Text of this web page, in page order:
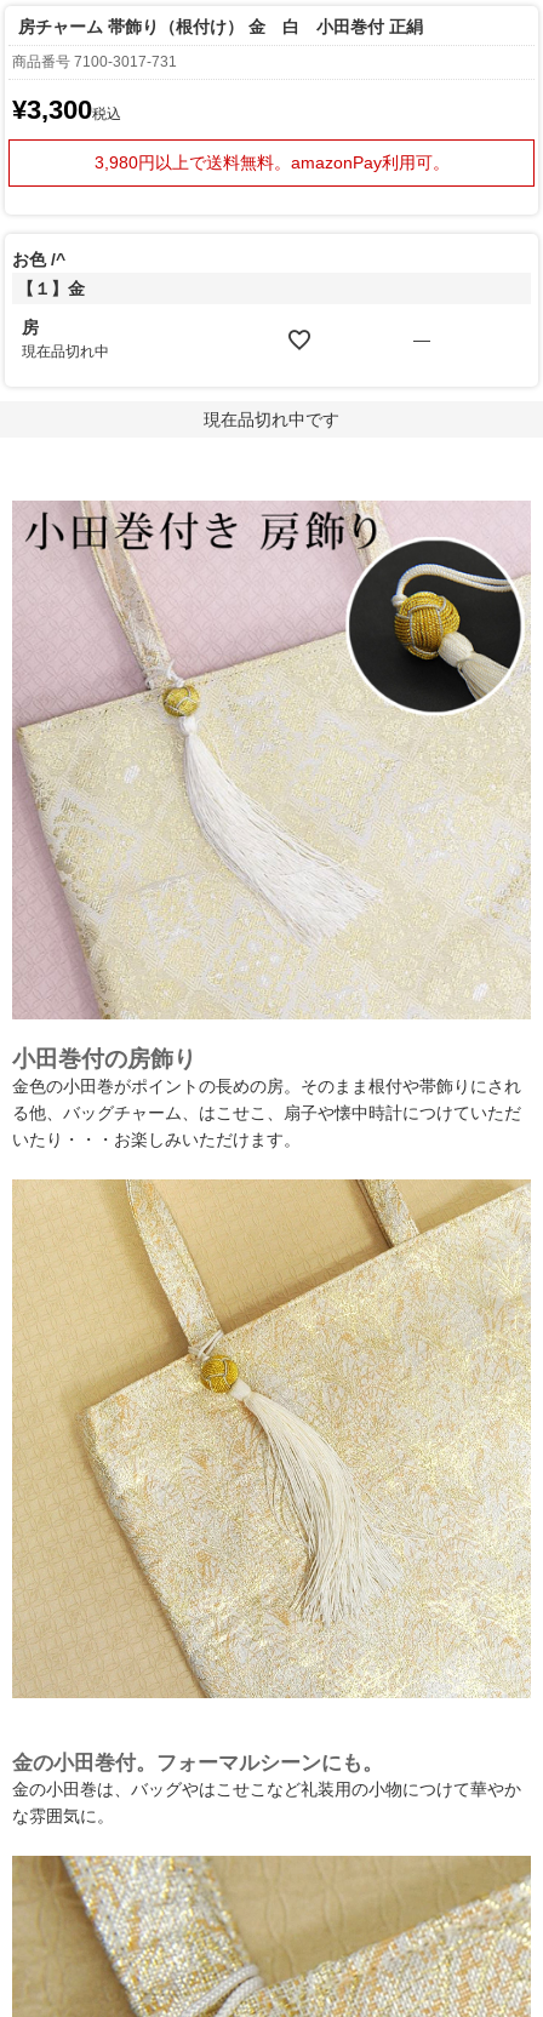
房チャーム 帯飾り（根付け） 金 白 小田巻付 正絹
商品番号 7100-3017-731
¥3,300税込
3,980円以上で送料無料。 amazonPay利用可。
お色 ^
【１】金
房
現在品切れ中
—
現在品切れ中です
小田巻付の房飾り
金色の小田巻がポイントの長めの房。そのまま根付や帯飾りにされ
る他、バッグチャーム、はこせこ、扇子や懐中時計につけていただ
いたり・・・お楽しみいただけます。
金の小田巻付。フォーマルシーンにも。
金の小田巻は、バッグやはこせこなど礼装用の小物につけて華やか
な雰囲気に。